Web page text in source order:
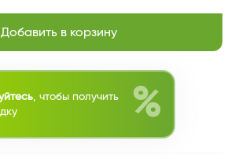
Добавить в корзину
, чтобы получить
%